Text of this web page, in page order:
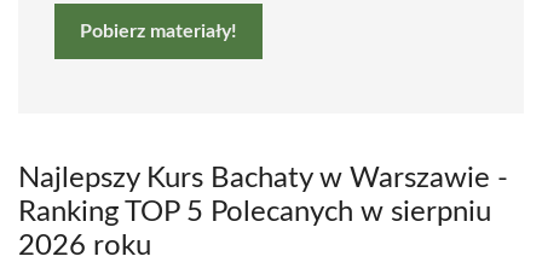
Pobierz materiały!
Najlepszy Kurs Bachaty w Warszawie -
Ranking TOP 5 Polecanych w sierpniu
2026 roku